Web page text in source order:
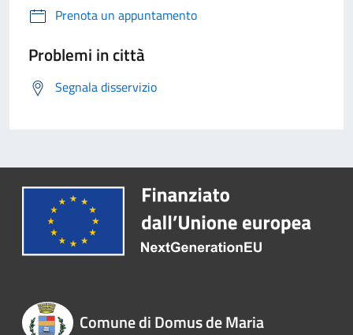
Prenota un appuntamento
Problemi in città
Segnala disservizio
Comune di Domus de Maria